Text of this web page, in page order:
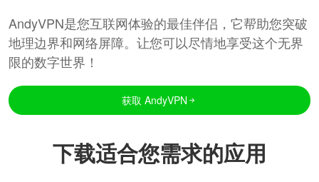
AndyVPN是您互联网体验的最佳伴侣，它帮助您突破
地理边界和网络屏障。让您可以尽情地享受这个无界
限的数字世界！
获取 AndyVPN
下载适合您需求的应用